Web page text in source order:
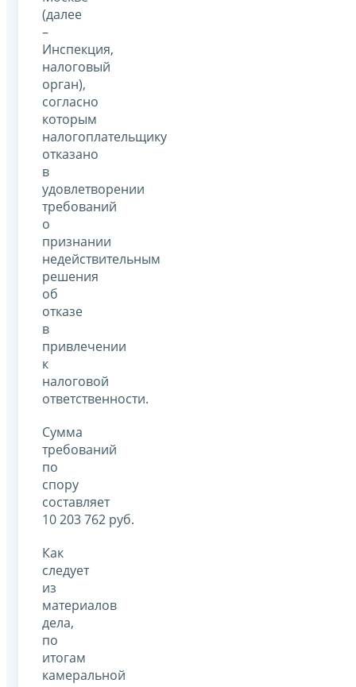
(далее
–
Инспекция,
налоговый
орган),
согласно
которым
налогоплательщику
отказано
в
удовлетворении
требований
о
признании
недействительным
решения
об
отказе
в
привлечении
к
налоговой
ответственности.
Сумма
требований
по
спору
составляет
10 203 762 руб.
Как
следует
из
материалов
дела,
по
итогам
камеральной